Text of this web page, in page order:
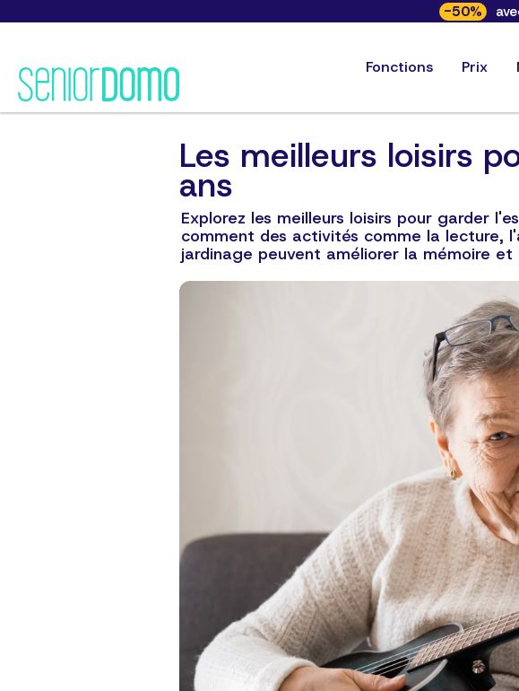
-50%
Fonctions Prix
Les meilleurs loisirs
ans
Explorez les meilleurs loisirs pour garder
comment des activités comme la lecture,
jardinage peuvent améliorer la mémoire